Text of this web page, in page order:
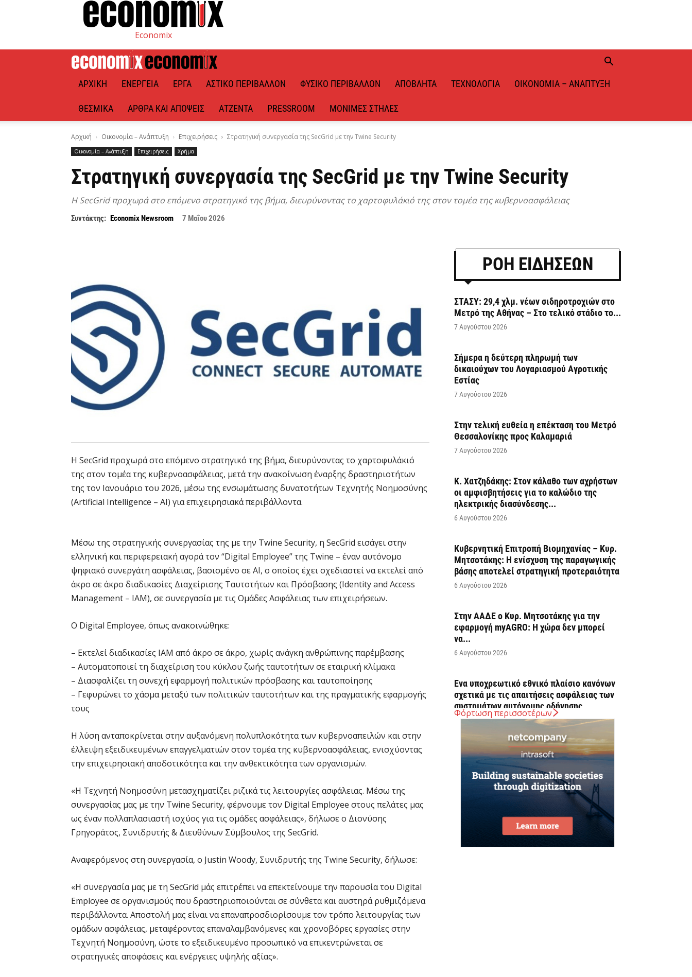
Economix
ΑΡΧΙΚΉ ΕΝΈΡΓΕΙΑ ΈΡΓΑ ΑΣΤΙΚΌ ΠΕΡΙΒΆΛΛΟΝ ΦΥΣΙΚΌ ΠΕΡΙΒΆΛΛΟΝ ΑΠΌΒΛΗΤΑ ΤΕΧΝΟΛΟΓΊΑ ΟΙΚΟΝΟΜΊΑ – ΑΝΆΠΤΥΞΗ
ΘΕΣΜΙΚΆ ΆΡΘΡΑ ΚΑΙ ΑΠΌΨΕΙΣ ΑΤΖΈΝΤΑ PRESSROOM ΜΌΝΙΜΕΣ ΣΤΉΛΕΣ
Αρχική Οικονομία – Ανάπτυξη Επιχειρήσεις Στρατηγική συνεργασία της SecGrid με την Twine Security
Οικονομία – Ανάπτυξη Επιχειρήσεις Χρήμα
Στρατηγική συνεργασία της SecGrid με την Twine Security
Η SecGrid προχωρά στο επόμενο στρατηγικό της βήμα, διευρύνοντας το χαρτοφυλάκιό της στον τομέα της κυβερνοασφάλειας
Συντάκτης: Economix Newsroom 7 Μαΐου 2026
Η SecGrid προχωρά στο επόμενο στρατηγικό της βήμα, διευρύνοντας το χαρτοφυλάκιό
της στον τομέα της κυβερνοασφάλειας, μετά την ανακοίνωση έναρξης δραστηριοτήτων
της τον Ιανουάριο του 2026, μέσω της ενσωμάτωσης δυνατοτήτων Τεχνητής Νοημοσύνης
(Artificial Intelligence – AI) για επιχειρησιακά περιβάλλοντα.
Μέσω της στρατηγικής συνεργασίας της με την Twine Security, η SecGrid εισάγει στην
ελληνική και περιφερειακή αγορά τον “Digital Employee” της Twine – έναν αυτόνομο
ψηφιακό συνεργάτη ασφάλειας, βασισμένο σε AI, ο οποίος έχει σχεδιαστεί να εκτελεί από
άκρο σε άκρο διαδικασίες Διαχείρισης Ταυτοτήτων και Πρόσβασης (Identity and Access
Management – IAM), σε συνεργασία με τις Ομάδες Ασφάλειας των επιχειρήσεων.
Ο Digital Employee, όπως ανακοινώθηκε:
– Εκτελεί διαδικασίες IAM από άκρο σε άκρο, χωρίς ανάγκη ανθρώπινης παρέμβασης
– Αυτοματοποιεί τη διαχείριση του κύκλου ζωής ταυτοτήτων σε εταιρική κλίμακα
– Διασφαλίζει τη συνεχή εφαρμογή πολιτικών πρόσβασης και ταυτοποίησης
– Γεφυρώνει το χάσμα μεταξύ των πολιτικών ταυτοτήτων και της πραγματικής εφαρμογής
τους
Η λύση ανταποκρίνεται στην αυξανόμενη πολυπλοκότητα των κυβερνοαπειλών και στην
έλλειψη εξειδικευμένων επαγγελματιών στον τομέα της κυβερνοασφάλειας, ενισχύοντας
την επιχειρησιακή αποδοτικότητα και την ανθεκτικότητα των οργανισμών.
«Η Τεχνητή Νοημοσύνη μετασχηματίζει ριζικά τις λειτουργίες ασφάλειας. Μέσω της
συνεργασίας μας με την Twine Security, φέρνουμε τον Digital Employee στους πελάτες μας
ως έναν πολλαπλασιαστή ισχύος για τις ομάδες ασφάλειας», δήλωσε ο Διονύσης
Γρηγοράτος, Συνιδρυτής & Διευθύνων Σύμβουλος της SecGrid.
Αναφερόμενος στη συνεργασία, ο Justin Woody, Συνιδρυτής της Twine Security, δήλωσε:
«Η συνεργασία μας με τη SecGrid μάς επιτρέπει να επεκτείνουμε την παρουσία του Digital
Employee σε οργανισμούς που δραστηριοποιούνται σε σύνθετα και αυστηρά ρυθμιζόμενα
περιβάλλοντα. Αποστολή μας είναι να επαναπροσδιορίσουμε τον τρόπο λειτουργίας των
ομάδων ασφάλειας, μεταφέροντας επαναλαμβανόμενες και χρονοβόρες εργασίες στην
Τεχνητή Νοημοσύνη, ώστε το εξειδικευμένο προσωπικό να επικεντρώνεται σε
στρατηγικές αποφάσεις και ενέργειες υψηλής αξίας».
ΡΟΗ ΕΙΔΗΣΕΩΝ
ΣΤΑΣΥ: 29,4 χλμ. νέων σιδηροτροχιών στο
Μετρό της Αθήνας – Στο τελικό στάδιο το...
7 Αυγούστου 2026
Σήμερα η δεύτερη πληρωμή των
δικαιούχων του Λογαριασμού Αγροτικής
Εστίας
7 Αυγούστου 2026
Στην τελική ευθεία η επέκταση του Μετρό
Θεσσαλονίκης προς Καλαμαριά
7 Αυγούστου 2026
Κ. Χατζηδάκης: Στον κάλαθο των αχρήστων
οι αμφισβητήσεις για το καλώδιο της
ηλεκτρικής διασύνδεσης...
6 Αυγούστου 2026
Κυβερνητική Επιτροπή Βιομηχανίας – Κυρ.
Μητσοτάκης: Η ενίσχυση της παραγωγικής
βάσης αποτελεί στρατηγική προτεραιότητα
6 Αυγούστου 2026
Στην ΑΑΔΕ ο Κυρ. Μητσοτάκης για την
εφαρμογή myAGRO: Η χώρα δεν μπορεί
να...
6 Αυγούστου 2026
Ένα υποχρεωτικό εθνικό πλαίσιο κανόνων
σχετικά με τις απαιτήσεις ασφάλειας των
συστημάτων αυτόνομης οδήγησης...
6 Αυγούστου 2026
Σλοβακία: Ρεκόρ υψηλής θερμοκρασίας με
42,2 βαθμούς Κελσίου
6 Αυγούστου 2026
Ξεκινούν τα δοκιμαστικά δρομολόγια στην
επέκταση του μετρό προς Καλαμαριά
6 Αυγούστου 2026
Φόρτωση περισσοτέρων